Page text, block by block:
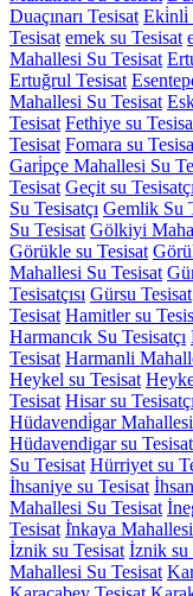
Duaçınarı Tesisat Eki̇nli̇
Tesisat emek su Tesisat
Mahallesi Su Tesisat
Ertuğrul Tesisat
Mahallesi Su Tesisat
Tesisat Fethiye su
Tesisat Fomara su
Gari̇pçe Mahallesi Su
Tesisat Geçit su Tesisatçı
Su Tesisatçı Gemlik Su
Su Tesisat Gölkiyi
Görükle su Tesisat
Mahallesi Su Tesisat
Tesisatçısı Gürsu Tesisat
Tesisat Hamitler su
Harmancık Su Tesisatçı
Tesisat Harmanli
Heykel su Tesisat
Tesisat Hisar su Tesisatçı
Hüdavendi̇gar
Hüdavendigar su
Su Tesisat Hürriyet su
İhsaniye su Tesisat
Mahallesi Su Tesisat
Tesisat İ̇nkaya
İznik su Tesisat İznik su
Mahallesi Su Tesisat